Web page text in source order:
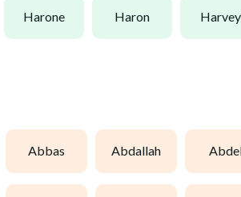
harone haron harvey
abbas abdallah